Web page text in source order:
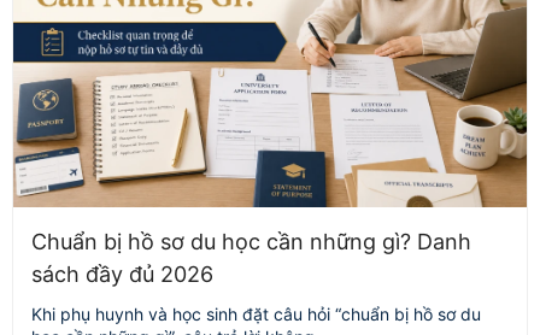
Chuẩn bị hồ sơ du học cần những gì? Danh
sách đầy đủ 2026
Khi phụ huynh và học sinh đặt câu hỏi “chuẩn bị hồ sơ du